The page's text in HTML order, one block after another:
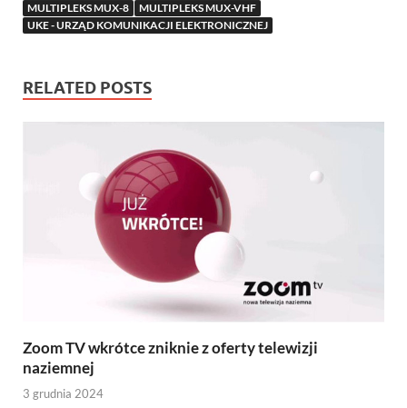
MULTIPLEKS MUX-8
MULTIPLEKS MUX-VHF
UKE - URZĄD KOMUNIKACJI ELEKTRONICZNEJ
RELATED POSTS
Zoom TV wkrótce zniknie z oferty telewizji
naziemnej
3 grudnia 2024